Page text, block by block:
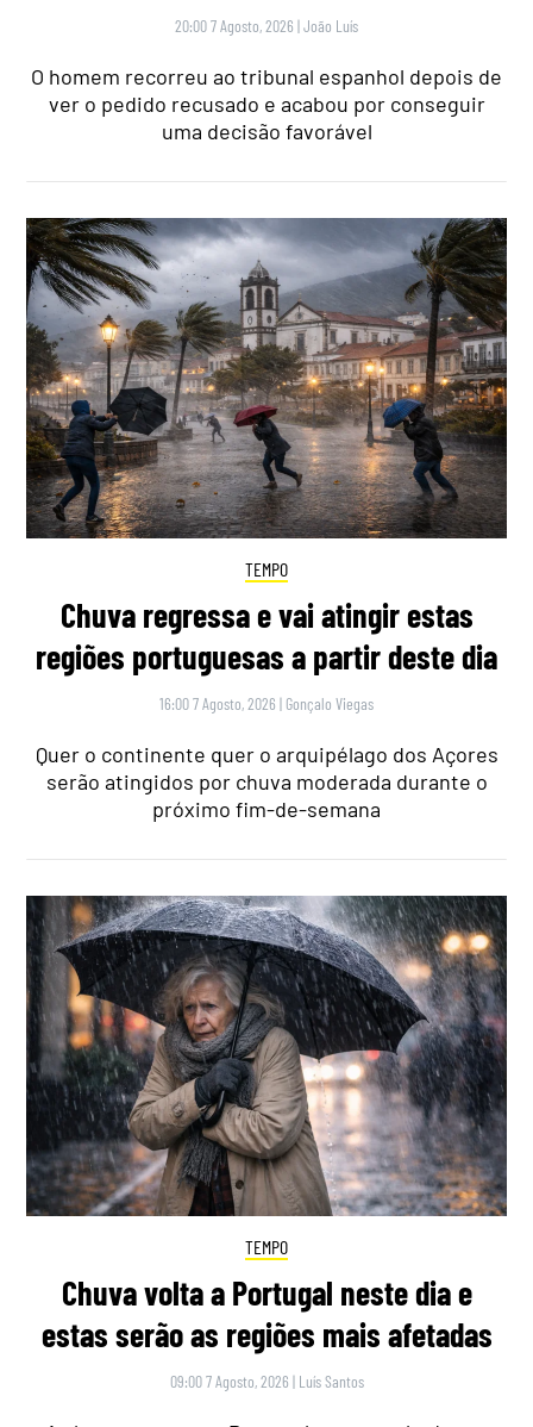
20:00 7 Agosto, 2026 |João Luís
O homem recorreu ao tribunal espanhol depois de
ver o pedido recusado e acabou por conseguir
uma decisão favorável
TEMPO
Chuva regressa e vai atingir estas
regiões portuguesas a partir deste dia
16:00 7 Agosto, 2026 | Gonçalo Viegas
Quer o continente quer o arquipélago dos Açores
serão atingidos por chuva moderada durante o
próximo fim-de-semana
TEMPO
Chuva volta a Portugal neste dia e
estas serão as regiões mais afetadas
09:00 7 Agosto, 2026 | Luís Santos